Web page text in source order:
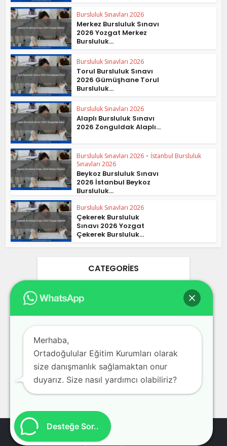
Bursluluk Sınavları 2026
Merkez Bursluluk Sınavı
2026 Yozgat Merkez
Bursluluk...
Bursluluk Sınavları 2026
Torul Bursluluk Sınavı
2026 Gümüşhane Torul
Bursluluk...
Bursluluk Sınavları 2026
Alaplı Bursluluk Sınavı
2026 Zonguldak Alaplı...
Bursluluk Sınavları 2026 • İstanbul Bursluluk
Sınavları 2026
Beykoz Bursluluk Sınavı
2026 İstanbul Beykoz
Bursluluk...
Bursluluk Sınavları 2026
Çekerek Bursluluk
Sınavı 2026 Yozgat
Çekerek Bursluluk...
CATEGORIES
Bursluluk Sınavları 2026 978
İstanbul Bursluluk Sınavları 2026 39
İzmir Bursluluk Sınavları 2026 30
Bursluluk Sınavları 2026 - Özel Okul Kolej Dershane Bursluluk
Sınavları Kayıt Kabul Başvuru Formları 2026
Desteğe Sor..
Merhaba,
Ortadoğulular Eğitim Kurumları olarak
size danışmanlık sağlamaktan onur
duyarız. Size nasıl yardımcı olabiliriz?